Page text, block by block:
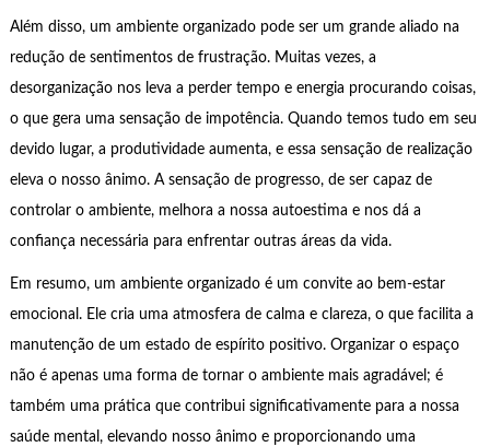
Além disso, um ambiente organizado pode ser um grande aliado na
redução de sentimentos de frustração. Muitas vezes, a
desorganização nos leva a perder tempo e energia procurando coisas,
o que gera uma sensação de impotência. Quando temos tudo em seu
devido lugar, a produtividade aumenta, e essa sensação de realização
eleva o nosso ânimo. A sensação de progresso, de ser capaz de
controlar o ambiente, melhora a nossa autoestima e nos dá a
confiança necessária para enfrentar outras áreas da vida.
Em resumo, um ambiente organizado é um convite ao bem-estar
emocional. Ele cria uma atmosfera de calma e clareza, o que facilita a
manutenção de um estado de espírito positivo. Organizar o espaço
não é apenas uma forma de tornar o ambiente mais agradável; é
também uma prática que contribui significativamente para a nossa
saúde mental, elevando nosso ânimo e proporcionando uma